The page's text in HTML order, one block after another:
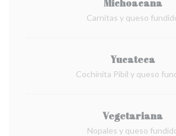
Michoacana
Carnitas y queso
Yucateca
Cochinita Pibil y queso
Vegetariana
Nopales y queso